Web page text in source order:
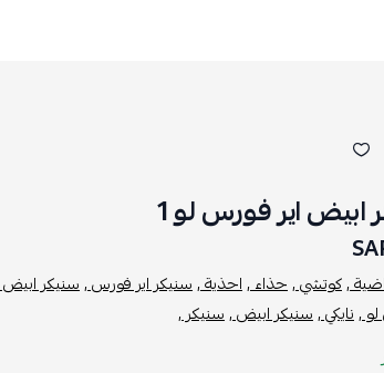
ابيض اير فورس لو 1
,كوتشي ,حذاء ,احذية ,سنيكر اير فورس ,سنيكر
,نايكي ,سنيكر ابيض ,سنيكر ,